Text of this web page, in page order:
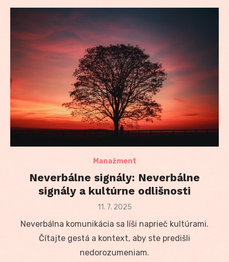
Manažment
Neverbálne signály: Neverbálne
signály a kultúrne odlišnosti
Posted
11. 7. 2025
Neverbálna komunikácia sa líši naprieč kultúrami.
Čítajte gestá a kontext, aby ste predišli
nedorozumeniam.